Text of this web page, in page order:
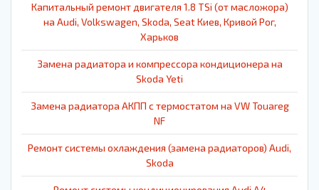
Капитальный ремонт двигателя 1.8 TSi (от масложора)
на Audi, Volkswagen, Skoda, Seat Киев, Кривой Рог,
Харьков
Замена радиатора и компрессора кондиционера на
Skoda Yeti
Замена радиатора АКПП с термостатом на VW Touareg
NF
Ремонт системы охлаждения (замена радиаторов) Audi,
Skoda